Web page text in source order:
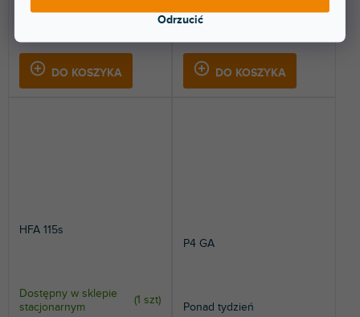
Odrzucić
DO KOSZYKA DO KOSZYKA
HFA 115s
Dostępny w sklepie
stacjonarnym
(1 szt)
P4 GA
Ponad tydzień